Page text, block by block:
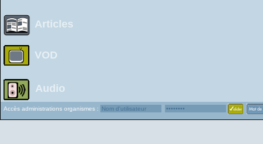
Articles
VOD
Audio
Accès administrations organismes :